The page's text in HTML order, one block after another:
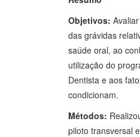
Objetivos:
das grávidas
saúde oral, ao
utilização do
Dentista e aos
condicionam.
Métodos:
piloto transversal